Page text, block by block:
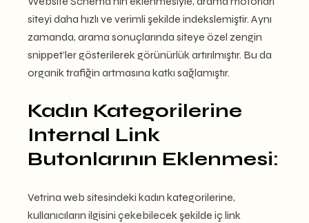
siteyi daha hızlı ve verimli şekilde indekslemiştir. Aynı
zamanda, arama sonuçlarında siteye özel zengin
snippet’ler gösterilerek görünürlük artırılmıştır. Bu da
organik trafiğin artmasına katkı sağlamıştır.
Kadın Kategorilerine
Internal Link
Butonlarının Eklenmesi:
Vetrina web sitesindeki kadın kategorilerine,
kullanıcıların ilgisini çekebilecek şekilde iç link